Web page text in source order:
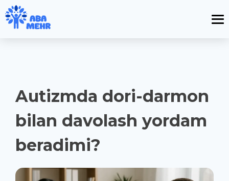
Autizmda dori-darmon
bilan davolash yordam
beradimi?